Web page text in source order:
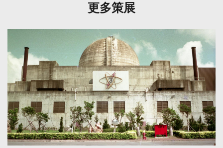
更多策展